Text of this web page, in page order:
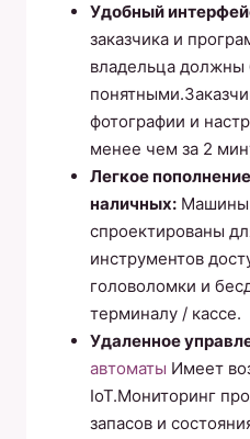
Удобный
заказчика и
владельца должны
фотографии и
менее чем за 2
Легкое
наличных:
спроектированы
инструментов
головоломки и
терминалу / кассе.
Удаленное
автоматы Имеет
IoT.Мониторинг
запасов и